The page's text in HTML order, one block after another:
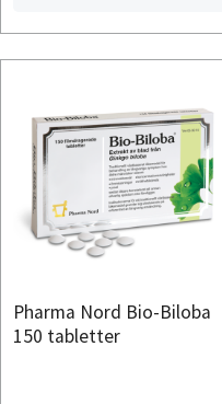
Pharma Nord Bio-Biloba
150 tabletter